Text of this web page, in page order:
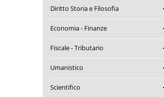
Diritto Storia e Filosofia
Economia - Finanze
Fiscale - Tributario
Umanistico
Scientifico